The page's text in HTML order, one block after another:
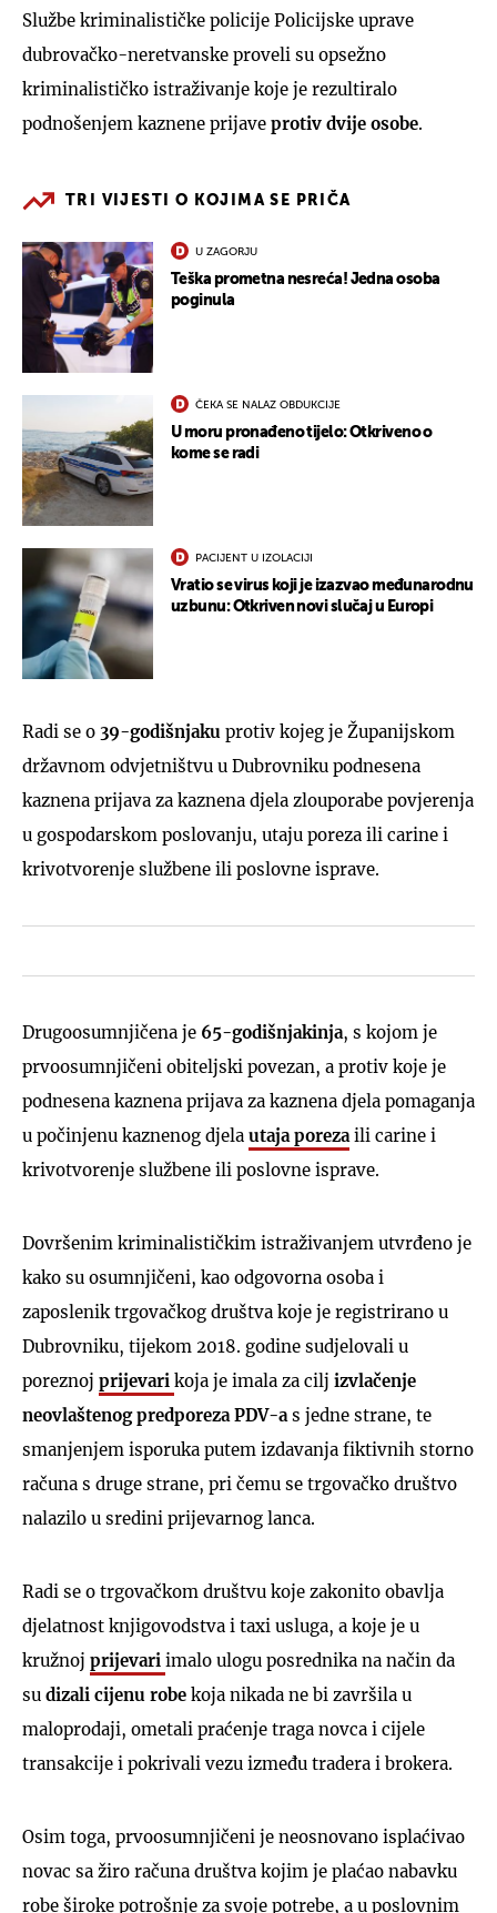
Službe kriminalističke policije Policijske uprave
dubrovačko-neretvanske proveli su opsežno
kriminalističko istraživanje koje je rezultiralo
podnošenjem kaznene prijave protiv dvije osobe.
TRI VIJESTI O KOJIMA SE PRIČA
U ZAGORJU
Teška prometna nesreća! Jedna osoba
poginula
ČEKA SE NALAZ OBDUKCIJE
U moru pronađeno tijelo: Otkriveno o
kome se radi
PACIJENT U IZOLACIJI
Vratio se virus koji je izazvao međunarodnu
uzbunu: Otkriven novi slučaj u Europi
Radi se o 39-godišnjaku protiv kojeg je Županijskom
državnom odvjetništvu u Dubrovniku podnesena
kaznena prijava za kaznena djela zlouporabe povjerenja
u gospodarskom poslovanju, utaju poreza ili carine i
krivotvorenje službene ili poslovne isprave.
Drugoosumnjičena je 65-godišnjakinja, s kojom je
prvoosumnjičeni obiteljski povezan, a protiv koje je
podnesena kaznena prijava za kaznena djela pomaganja
u počinjenu kaznenog djela utaja poreza ili carine i
krivotvorenje službene ili poslovne isprave.
Dovršenim kriminalističkim istraživanjem utvrđeno je
kako su osumnjičeni, kao odgovorna osoba i
zaposlenik trgovačkog društva koje je registrirano u
Dubrovniku, tijekom 2018. godine sudjelovali u
poreznoj prijevari koja je imala za cilj izvlačenje
neovlaštenog predporeza PDV-a s jedne strane, te
smanjenjem isporuka putem izdavanja fiktivnih storno
računa s druge strane, pri čemu se trgovačko društvo
nalazilo u sredini prijevarnog lanca.
Radi se o trgovačkom društvu koje zakonito obavlja
djelatnost knjigovodstva i taxi usluga, a koje je u
kružnoj prijevari imalo ulogu posrednika na način da
su dizali cijenu robe koja nikada ne bi završila u
maloprodaji, ometali praćenje traga novca i cijele
transakcije i pokrivali vezu između tradera i brokera.
Osim toga, prvoosumnjičeni je neosnovano isplaćivao
novac sa žiro računa društva kojim je plaćao nabavku
robe široke potrošnje za svoje potrebe, a u poslovnim